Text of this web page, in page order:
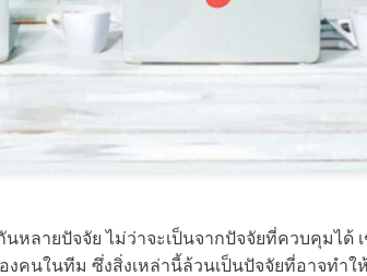
หลายปัจจัย ไม่ว่าจะเป็นจากปัจจัยที่ควบคุมได้
งคนในทีม ซึ่งสิ่งเหล่านี้ล้วนเป็นปัจจัยที่อาจทำ